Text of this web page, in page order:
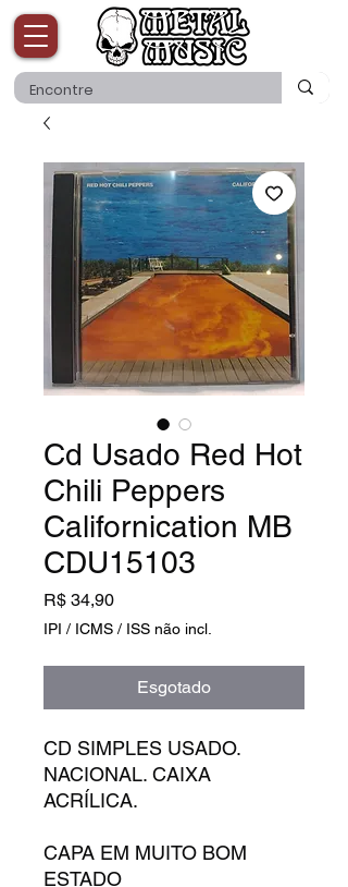
Cd Usado Red Hot
Chili Peppers
Californication MB
CDU15103
R$ 34,90Preço
IPI / ICMS / ISS não incl.
Esgotado
CD SIMPLES USADO.
NACIONAL. CAIXA
ACRÍLICA.
CAPA EM MUITO BOM
ESTADO